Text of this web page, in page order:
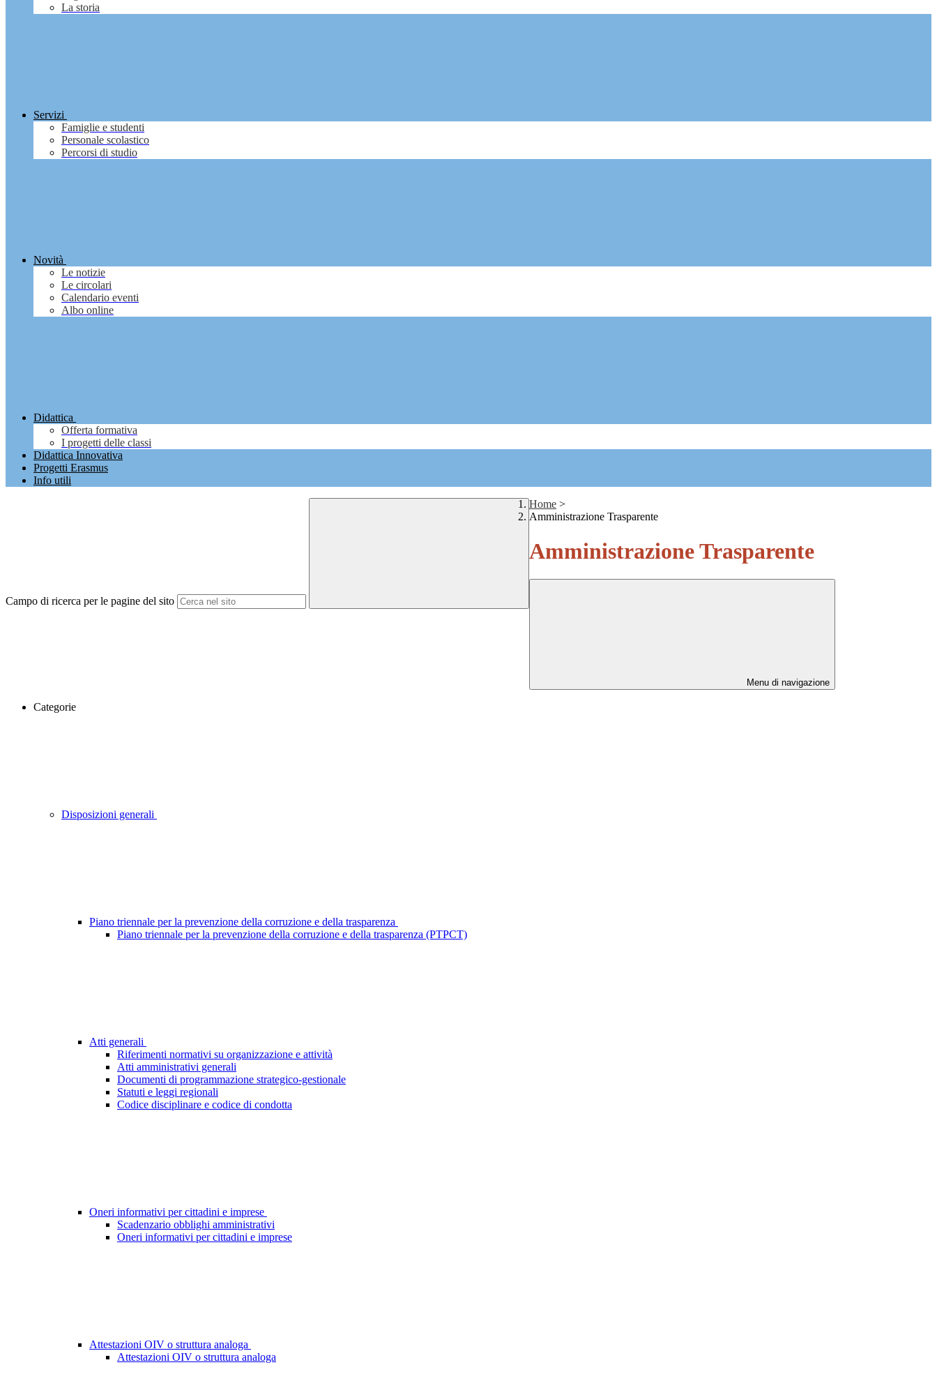
La storia
Servizi
Famiglie e studenti
Personale scolastico
Percorsi di studio
Novità
Le notizie
Le circolari
Calendario eventi
Albo online
Didattica
Offerta formativa
I progetti delle classi
Didattica Innovativa
Progetti Erasmus
Info utili
Campo di ricerca per le pagine del sito
Home >
Amministrazione Trasparente
Amministrazione Trasparente
Menu di navigazione
Categorie
Disposizioni generali
Piano triennale per la prevenzione della corruzione e della trasparenza
Piano triennale per la prevenzione della corruzione e della trasparenza (PTPCT)
Atti generali
Riferimenti normativi su organizzazione e attività
Atti amministrativi generali
Documenti di programmazione strategico-gestionale
Statuti e leggi regionali
Codice disciplinare e codice di condotta
Oneri informativi per cittadini e imprese
Scadenzario obblighi amministrativi
Oneri informativi per cittadini e imprese
Attestazioni OIV o struttura analoga
Attestazioni OIV o struttura analoga